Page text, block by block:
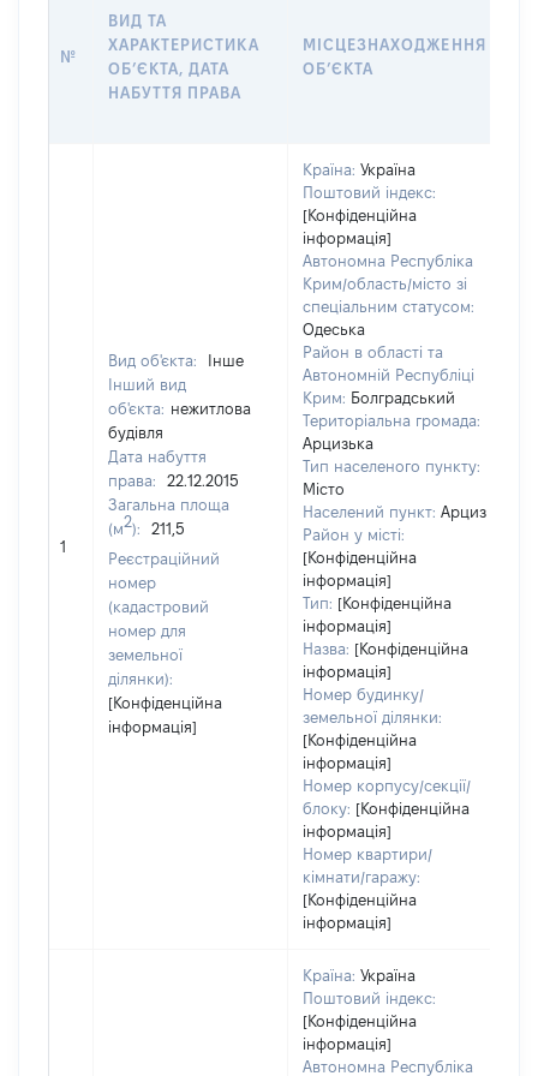
№
ВИД ТА
ХАРАКТЕРИСТИКА
ОБʼЄКТА, ДАТА
НАБУТТЯ ПРАВА
МІСЦЕЗНАХОДЖЕННЯ
ОБʼЄКТА
1
Вид об'єкта:
Інше
Інший вид
об'єкта: нежитлова
будівля
Дата набуття
права:
22.12.2015
Загальна площа
(м2):
211,5
Реєстраційний
номер
(кадастровий
номер для
земельної
ділянки):
[Конфіденційна
інформація]
Країна: Україна
Поштовий індекс:
[Конфіденційна
інформація]
Автономна Республіка
Крим/область/місто зі
спеціальним статусом:
Одеська
Район в області та
Автономній Республіці
Крим: Болградський
Територіальна громада:
Арцизька
Тип населеного пункту:
Місто
Населений пункт: Арциз
Район у місті:
[Конфіденційна
інформація]
Тип: [Конфіденційна
інформація]
Назва: [Конфіденційна
інформація]
Номер будинку/
земельної ділянки:
[Конфіденційна
інформація]
Номер корпусу/секції/
блоку: [Конфіденційна
інформація]
Номер квартири/
кімнати/гаражу:
[Конфіденційна
інформація]
Країна: Україна
Поштовий індекс:
[Конфіденційна
інформація]
Автономна Республіка